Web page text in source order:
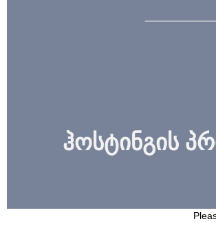
ჰოსტინგის